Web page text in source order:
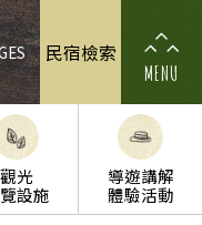
民宿檢索
MENU
觀光
設施
導遊講解
體驗活動